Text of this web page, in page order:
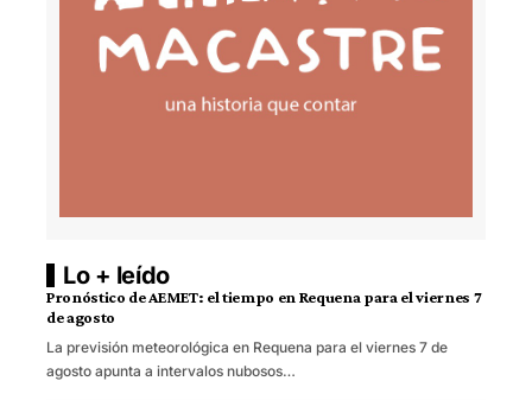
Lo + leído
Pronóstico de AEMET: el tiempo en Requena para el viernes 7
de agosto
La previsión meteorológica en Requena para el viernes 7 de
agosto apunta a intervalos nubosos…